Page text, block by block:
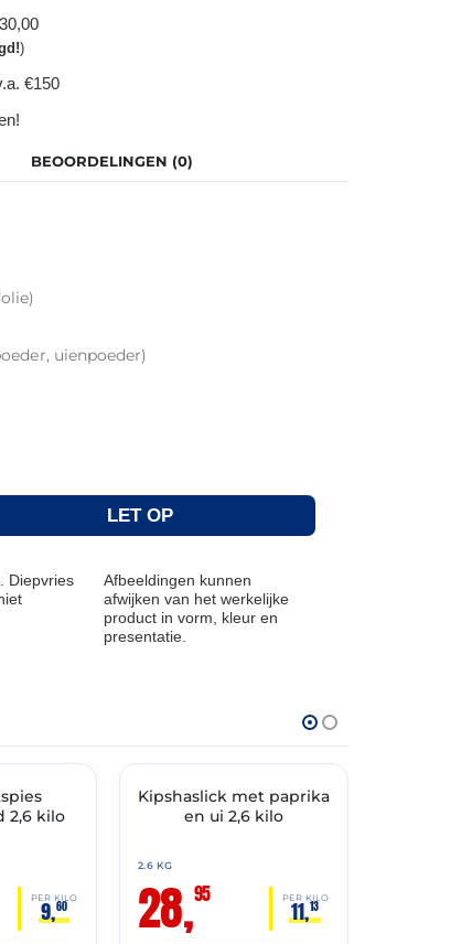
)
€150
BEOORDELINGEN (0)
uienpoeder)
LET OP
Diepvries
Afbeeldingen kunnen
afwijken van het werkelijke
product in vorm, kleur en
presentatie.
2,6 kilo
PER KILO
9,60
🔥 OP=OP
Kipshaslick met paprika
en ui 2,6 kilo
2.6 KG
28,95 PER KILO
11,13